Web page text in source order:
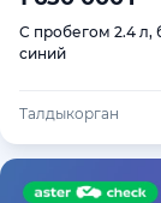
С пробегом 2.4 л,
синий
Талдыкорган